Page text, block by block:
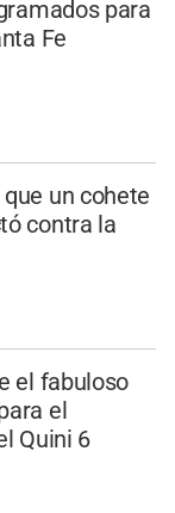
para
Fe
un cohete
contra la
el fabuloso
el
Quini 6